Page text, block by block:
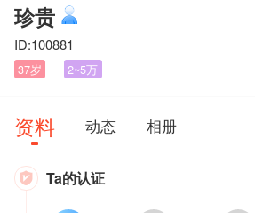
珍贵
ID:100881
37岁 2~5万
资料 动态 相册
 Ta的认证